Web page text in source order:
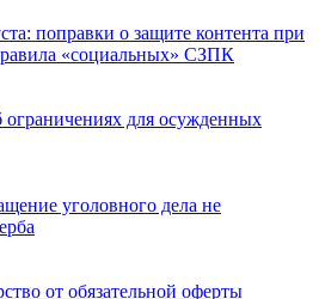
поправки о защите контента при
«социальных» СЗПК
для осужденных
уголовного дела не
от обязательной оферты